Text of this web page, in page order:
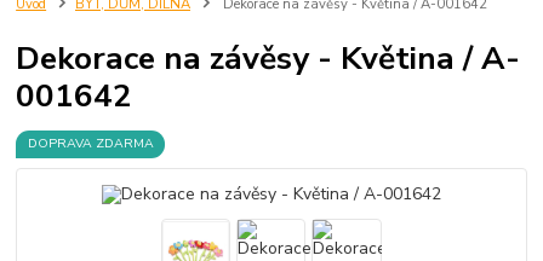
Úvod BYT, DŮM, DÍLNA Dekorace na závěsy - Květina / A-001642
Dekorace na závěsy - Květina / A-
001642
DOPRAVA ZDARMA